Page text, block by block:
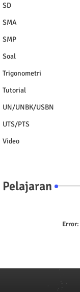
SD
SMA
SMP
Soal
Trigonometri
Tutorial
UN/UNBK/USBN
UTS/PTS
Video
Pelajaran
Error: